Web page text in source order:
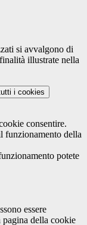
si avvalgono di
illustrate nella
i cookies
consentire.
funzionamento della
potete
essere
della cookie